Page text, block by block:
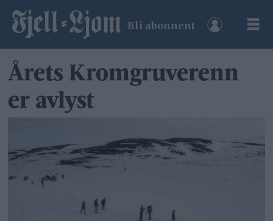
Bli abonnent
Årets Kromgruverenn
er avlyst